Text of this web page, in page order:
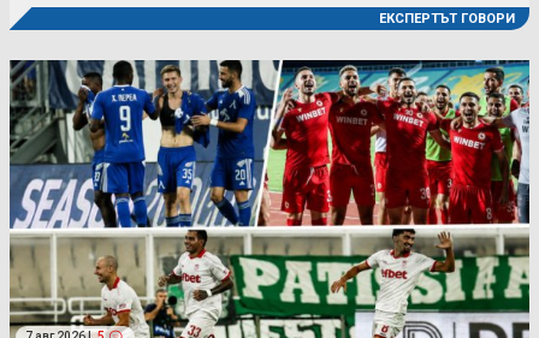
ЕКСПЕРТЪТ ГОВОРИ